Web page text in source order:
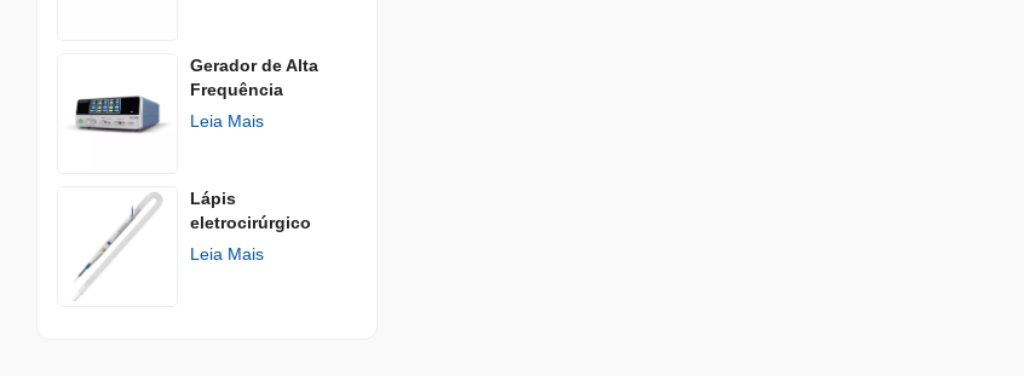
Gerador de Alta
Frequência
Leia Mais
Lápis
eletrocirúrgico
descartávelㅤ
Leia Mais